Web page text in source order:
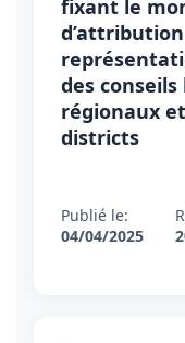
fixant le
des conseils
régionaux
districts
Publié le:
04/04/2025